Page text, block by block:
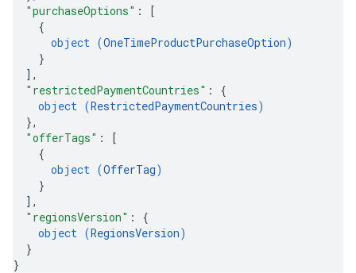
"purchaseOptions" :
[
{
object (OneTimeProductPurchaseOption)
}
] ,
"restrictedPaymentCountries" : {
object (RestrictedPaymentCountries)
},
"offerTags" :
[
{
object (OfferTag)
}
] ,
"regionsVersion" : {
object (RegionsVersion)
}
}